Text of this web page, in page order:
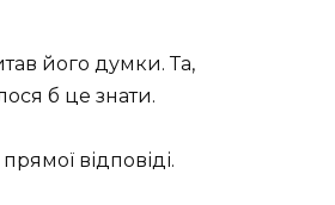
його думки. Та,
б це знати.
відповіді.